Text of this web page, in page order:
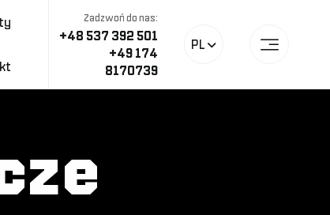
Zadzwoń do nas:
+48 537 392 501
+49 174
8170739
PL